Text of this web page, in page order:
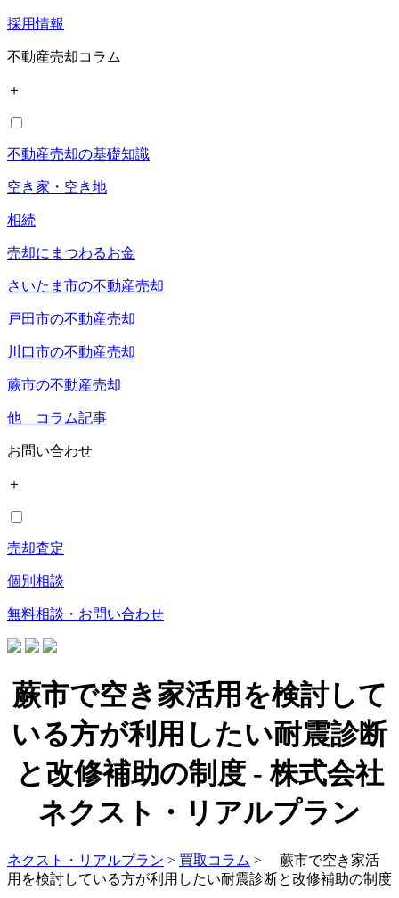
採用情報
不動産売却コラム
＋
不動産売却の基礎知識
空き家・空き地
相続
売却にまつわるお金
さいたま市の不動産売却
戸田市の不動産売却
川口市の不動産売却
蕨市の不動産売却
他 コラム記事
お問い合わせ
＋
売却査定
個別相談
無料相談・お問い合わせ
蕨市で空き家活用を検討して
いる方が利用したい耐震診断
と改修補助の制度 - 株式会社
ネクスト・リアルプラン
ネクスト・リアルプラン > 買取コラム > 蕨市で空き家活
用を検討している方が利用したい耐震診断と改修補助の制度